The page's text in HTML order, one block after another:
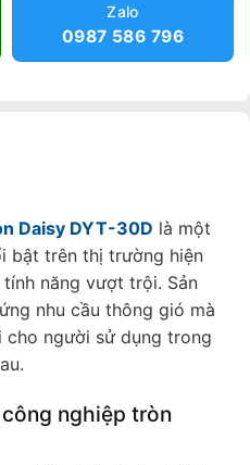
Zalo
0987 586 796
Daisy DYT-30D là một
bật trên thị trường hiện
năng vượt trội. Sản
nhu cầu thông gió mà
cho người sử dụng trong
nghiệp tròn